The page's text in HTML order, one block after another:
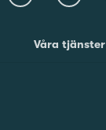
Våra tjänster